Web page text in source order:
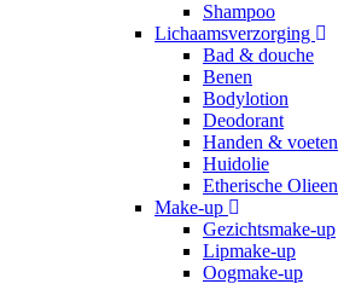
Shampoo
Lichaamsverzorging
Bad & douche
Benen
Bodylotion
Deodorant
Handen & voeten
Huidolie
Etherische Olieen
Make-up
Gezichtsmake-up
Lipmake-up
Oogmake-up